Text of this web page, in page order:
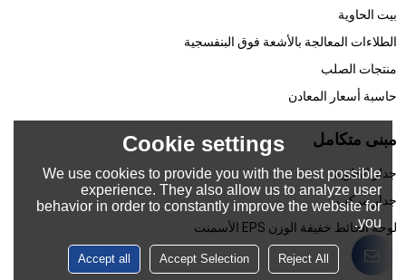
بيت الحاوية
الطلاءات المعالجة بالأشعة فوق البنفسجية
منتجات الصلب
حاسبة أسعار المعادن
مبنى متكامل
جدار الحاوية
جدار مركب
لوحة الحائط خفيفة الوزن EPS الأسمنت
Cookie settings
We use cookies to provide you with the best possible
experience. They also allow us to analyze user
behavior in order to constantly improve the website for
you.
Reject All
Accept Selection
Accept all